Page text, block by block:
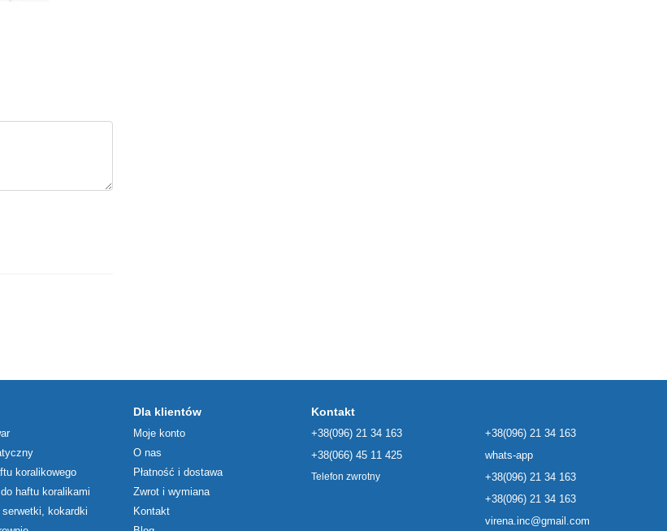
koralikowego
haftu koralikami
serwetki, kokardki
Dla klientów
Moje konto
O nas
Płatność i dostawa
Zwrot i wymiana
Kontakt
Kontakt
+38(096) 21 34 163
+38(066) 45 11 425
Telefon zwrotny
+38(096) 21 34 163
whats-app
+38(096) 21 34 163
+38(096) 21 34 163
virena.inc@gmail.com